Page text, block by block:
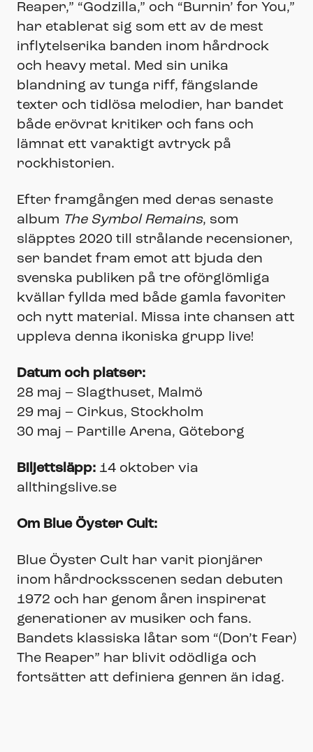
Reaper,” “Godzilla,” och “Burnin’ for You,”
har etablerat sig som ett av de mest
inflytelserika banden inom hårdrock
och heavy metal. Med sin unika
blandning av tunga riff, fängslande
texter och tidlösa melodier, har bandet
både erövrat kritiker och fans och
lämnat ett varaktigt avtryck på
rockhistorien.
Efter framgången med deras senaste
album The Symbol Remains, som
släpptes 2020 till strålande recensioner,
ser bandet fram emot att bjuda den
svenska publiken på tre oförglömliga
kvällar fyllda med både gamla favoriter
och nytt material. Missa inte chansen att
uppleva denna ikoniska grupp live!
Datum och platser:
28 maj – Slagthuset, Malmö
29 maj – Cirkus, Stockholm
30 maj – Partille Arena, Göteborg
Biljettsläpp: 14 oktober via
allthingslive.se
Om Blue Öyster Cult:
Blue Öyster Cult har varit pionjärer
inom hårdrocksscenen sedan debuten
1972 och har genom åren inspirerat
generationer av musiker och fans.
Bandets klassiska låtar som “(Don’t Fear)
The Reaper” har blivit odödliga och
fortsätter att definiera genren än idag.